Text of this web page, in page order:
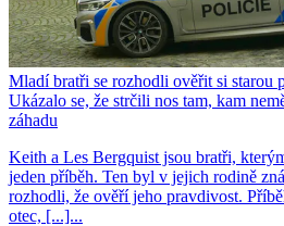
Mladí bratři se rozhodli ověřit si starou
Ukázalo se, že strčili nos tam, kam
záhadu
Keith a Les Bergquist jsou bratři,
jeden příběh. Ten byl v jejich rodině
rozhodli, že ověří jeho pravdivost.
otec, [...]...